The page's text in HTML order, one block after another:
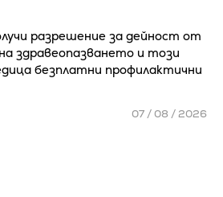
разрешение за дейност от
здравеопазването и този
безплатни профилактични
07 / 08 / 2026